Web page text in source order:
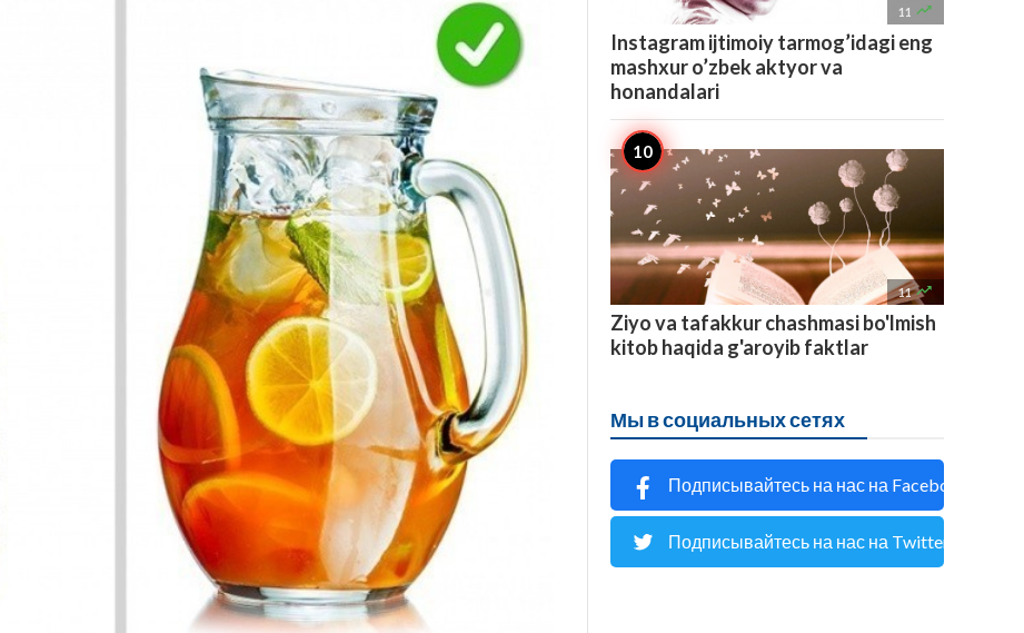
11 
Instagram ijtimoiy tarmog’idagi eng
mashxur o’zbek aktyor va
honandalari
11 
Ziyo va tafakkur chashmasi bo'lmish
kitob haqida g'aroyib faktlar
Мы в социальных сетях
Подписывайтесь на нас на Facebook
Подписывайтесь на нас на Twitter